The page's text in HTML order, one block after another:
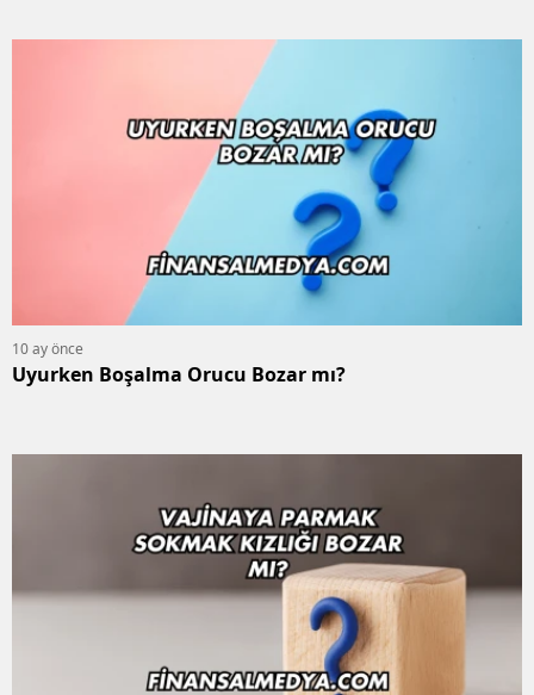
10 ay önce
Uyurken Boşalma Orucu Bozar mı?